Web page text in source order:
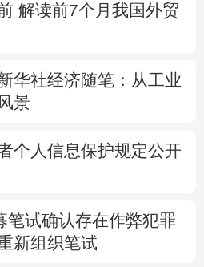
解读前7个月我国外贸
华社经济随笔：从工业
景
个人信息保护规定公开
笔试确认存在作弊犯罪
新组织笔试